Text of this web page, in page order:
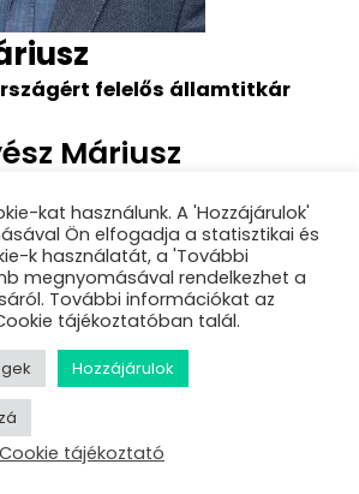
felelős államtitkár
Máriusz
álom vagy valóság?
kat használunk. A 'Hozzájárulok'
Ön elfogadja a statisztikai és
k használatát, a 'További
megnyomásával rendelkezhet a
További információkat az
tájékoztatóban talál.
Hozzájárulok
tájékoztató